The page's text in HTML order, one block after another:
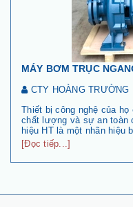
Những điều cơ bản về
CTY HOÀNG TRƯỜNG
Máy bơm hố móng là
các công trình cần làm
quan về máy bơm hố